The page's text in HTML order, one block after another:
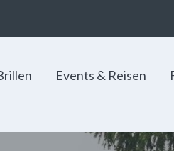
Events & Reisen